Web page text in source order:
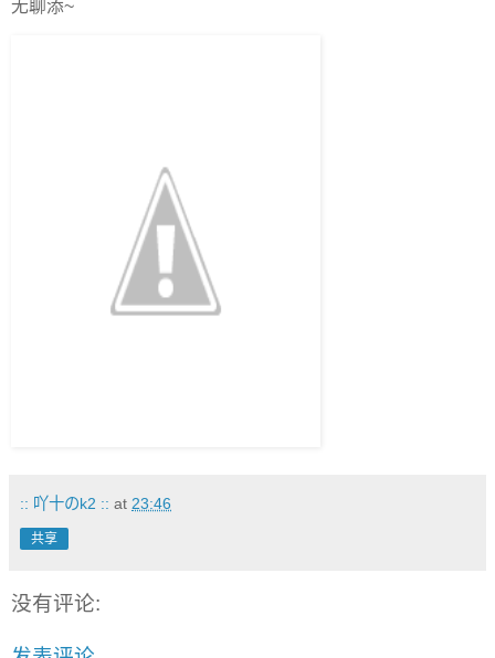
无聊添~
:: 吖十のk2 :: at 23:46
共享
没有评论: